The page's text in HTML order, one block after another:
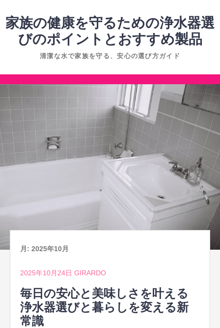
ン
へ
ス
家族の健康を守るための浄水器選
びのポイントとおすすめ製品
清潔な水で家族を守る、安心の選び方ガイド
コ
テ
ン
ス
月: 2025年10月
2025年10月24日 GIRARDO
毎日の安心と美味しさを叶える
浄水器選びと暮らしを変える新
常識